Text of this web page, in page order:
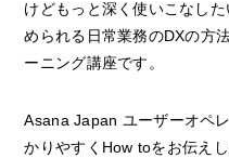
けどもっと深く使いこなし
められる日常業務のDXの方
ーニング講座です。
Asana Japan ユーザーオペ
かりやすくHow toをお伝えし